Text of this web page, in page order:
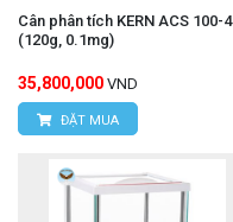
Cân phân tích KERN ACS 100-4
(120g, 0.1mg)
35,800,000 VND
ĐẶT MUA